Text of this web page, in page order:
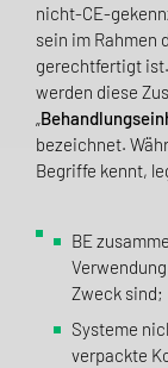
nicht-CE-
sein im Rahmen
gerechtfertigt
werden diese
„
bezeichnet.
Begriffe kennt,
BE
Zweck sind;
Systeme
verpackte